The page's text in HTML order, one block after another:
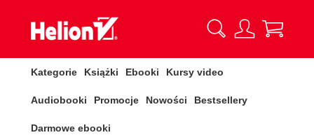
Kategorie Książki Ebooki Kursy video
Audiobooki Promocje Nowości Bestsellery
Darmowe ebooki